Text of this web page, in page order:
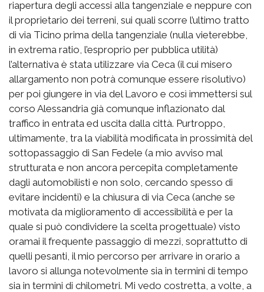
riapertura degli accessi alla tangenziale e neppure con
il proprietario dei terreni, sui quali scorre l’ultimo tratto
di via Ticino prima della tangenziale (nulla vieterebbe,
in extrema ratio, l’esproprio per pubblica utilità)
l’alternativa è stata utilizzare via Ceca (il cui misero
allargamento non potrà comunque essere risolutivo)
per poi giungere in via del Lavoro e così immettersi sul
corso Alessandria già comunque inflazionato dal
traffico in entrata ed uscita dalla città. Purtroppo,
ultimamente, tra la viabilità modificata in prossimità del
sottopassaggio di San Fedele (a mio avviso mal
strutturata e non ancora percepita completamente
dagli automobilisti e non solo, cercando spesso di
evitare incidenti) e la chiusura di via Ceca (anche se
motivata da miglioramento di accessibilità e per la
quale si può condividere la scelta progettuale) visto
oramai il frequente passaggio di mezzi, soprattutto di
quelli pesanti, il mio percorso per arrivare in orario a
lavoro si allunga notevolmente sia in termini di tempo
sia in termini di chilometri. Mi vedo costretta, a volte, a